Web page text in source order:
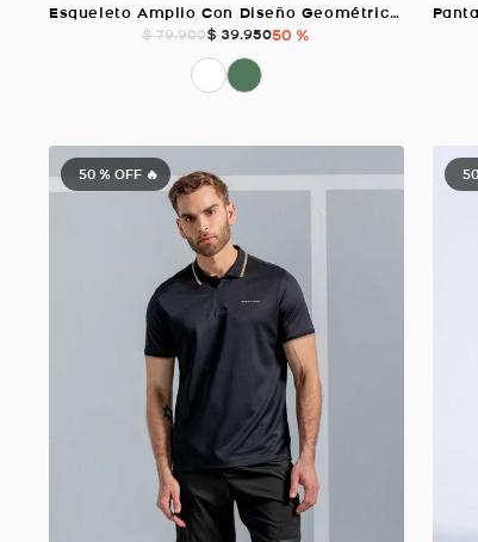
Esqueleto Amplio Con Diseño Geométrico, Color Verde Oscuro Para Hombre
$ 79.900$ 39.95050 %
50 % OFF 🔥